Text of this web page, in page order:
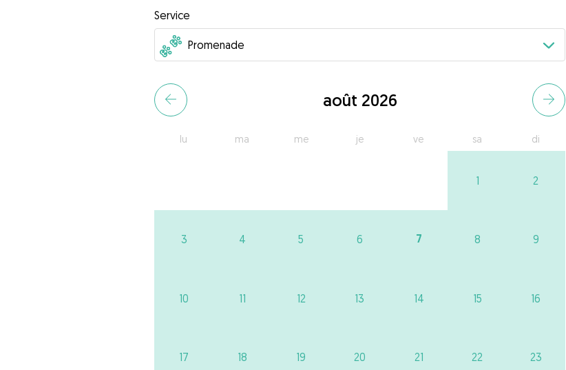
Service
août 2026
lu ma me je ve sa di
1 2
3 4 5 6 7 8 9
10 11 12 13 14 15 16
17 18 19 20 21 22 23